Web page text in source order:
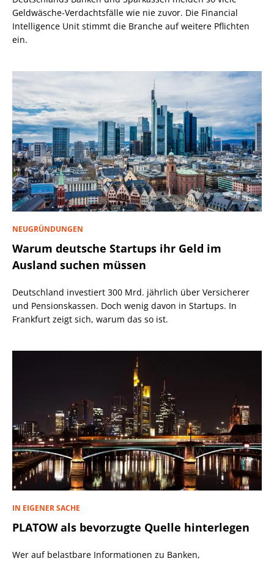
Geldwäsche-Verdachtsfälle wie nie zuvor. Die Financial
Intelligence Unit stimmt die Branche auf weitere Pflichten
ein.
NEUGRÜNDUNGEN
Warum deutsche Startups ihr Geld im
Ausland suchen müssen
Deutschland investiert 300 Mrd. jährlich über Versicherer
und Pensionskassen. Doch wenig davon in Startups. In
Frankfurt zeigt sich, warum das so ist.
IN EIGENER SACHE
PLATOW als bevorzugte Quelle hinterlegen
Wer auf belastbare Informationen zu Banken,